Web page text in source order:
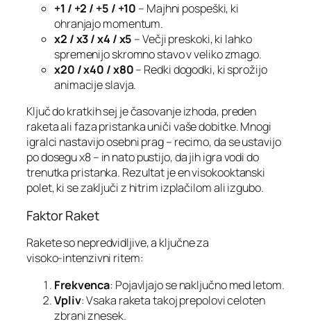
+1 / +2 / +5 / +10 – Majhni pospeški, ki
ohranjajo momentum.
x2 / x3 / x4 / x5 – Večji preskoki, ki lahko
spremenijo skromno stavo v veliko zmago.
x20 / x40 / x80– Redki dogodki, ki sprožijo
animacije slavja.
Ključ do kratkih sej je časovanje izhoda, preden
raketa ali faza pristanka uniči vaše dobitke. Mnogi
igralci nastavijo osebni prag – recimo, da se ustavijo
po dosegu x8 – in nato pustijo, da jih igra vodi do
trenutka pristanka. Rezultat je en visokooktanski
polet, ki se zaključi z hitrim izplačilom ali izgubo.
Faktor Raket
Rakete so nepredvidljive, a ključne za
visoko‑intenzivni ritem:
Frekvenca: Pojavljajo se naključno med letom.
Vpliv: Vsaka raketa takoj prepolovi celoten
zbrani znesek.